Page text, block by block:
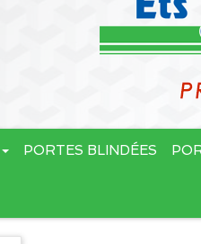
PORTES BLINDÉES